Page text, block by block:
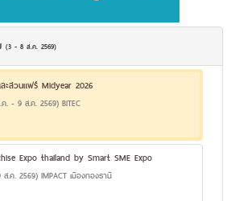
(3 - 8 ส.ค. 2569)
ะสวนแฟร์ Midyear 2026
ค. - 9 ส.ค. 2569) BITEC
Expo thailand by Smart SME Expo
.ค. 2569) IMPACT เมืองทองธานี